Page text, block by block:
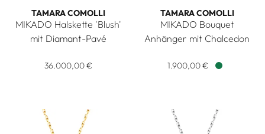
TAMARA COMOLLI
MIKADO Halskette 'Blush'
mit Diamant-Pavé
36.000,00 €
TAMARA COMOLLI
MIKADO Bouquet
Anhänger mit Chalcedon
1.900,00 €